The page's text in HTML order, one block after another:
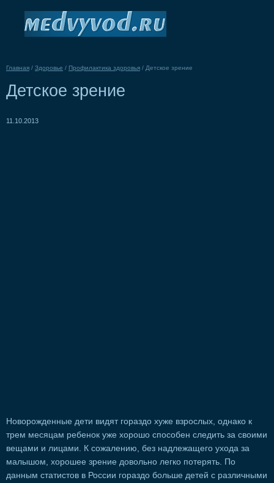
Главная / Здоровье / Профилактика здоровья / Детское зрение
Детское зрение
11.10.2013
Новорожденные дети видят гораздо хуже взрослых, однако к
трем месяцам ребенок уже хорошо способен следить за своими
вещами и лицами. К сожалению, без надлежащего ухода за
малышом, хорошее зрение довольно легко потерять. По
данным статистов в России гораздо больше детей с различными